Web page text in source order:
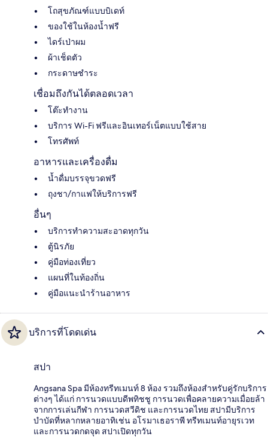
โถสุขภัณฑ์แบบบิเดท์
ของใช้ในห้องน้ำฟรี
ไดร์เป่าผม
ผ้าเช็ดตัว
กระดาษชำระ
เชื่อมถึงกันได้ตลอดเวลา
โต๊ะทำงาน
บริการ Wi-Fi ฟรีและอินเทอร์เน็ตแบบใช้สาย
โทรศัพท์
อาหารและเครื่องดื่ม
น้ำดื่มบรรจุขวดฟรี
ถุงชา/กาแฟให้บริการฟรี
อื่นๆ
บริการทำความสะอาดทุกวัน
ตู้นิรภัย
คู่มือท่องเที่ยว
แผนที่ในท้องถิ่น
คู่มือแนะนำร้านอาหาร
บริการที่โดดเด่น
สปา
Angsana Spa มีห้องทรีทเมนท์ 8 ห้อง รวมถึงห้องสำหรับคู่รักบริการ
ต่างๆ ได้แก่ การนวดแบบดีพทิชชู การนวดเพื่อคลายความเมื่อยล้า
จากการเล่นกีฬา การนวดสวีดิช และการนวดไทย สปามีบริการ
บำบัดที่หลากหลายอาทิเช่น อโรมาเธอราพี ทรีทเมนท์อายุรเวท
และการนวดกดจุด สปาเปิดทุกวัน